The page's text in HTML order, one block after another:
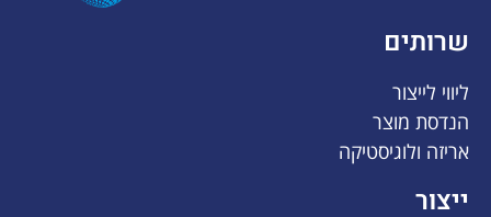
ייצור
שרותים
ליווי לייצור
הנדסת מוצר
אריזה ולוגיסטיקה